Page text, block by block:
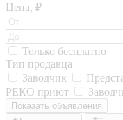
Цена, ₽
Только бесплатно
Тип продавца
Заводчик
РЕКО приют
Показать объявления